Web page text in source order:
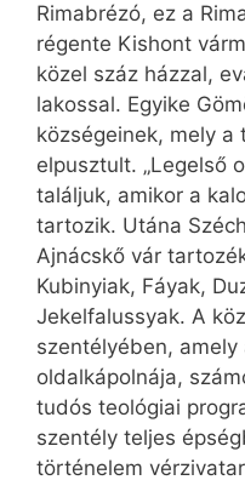
Rimabrézó, ez a
régente Kishont
közel száz házzal,
lakossal. Egyike
községeinek, mely a
elpusztult. „Legelső
találjuk, amikor a
tartozik. Utána
Ajnácskő vár
Kubinyiak, Fáyak,
Jekelfalussyak. A
szentélyében, amely
oldalkápolnája,
tudós teológiai
szentély teljes
történelem